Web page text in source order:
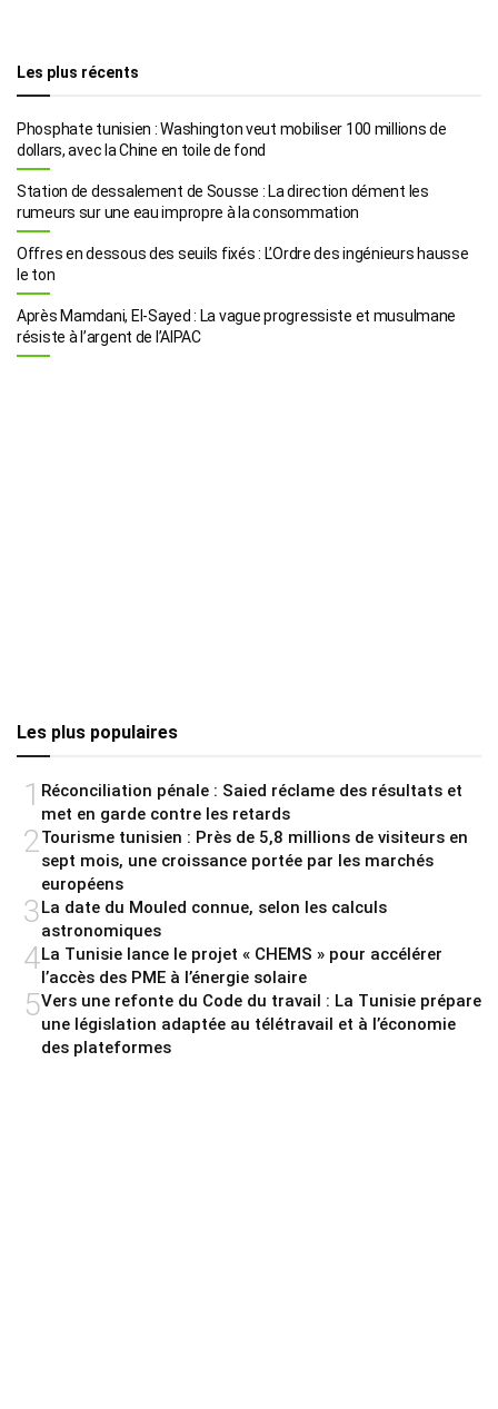
Les plus récents
Phosphate tunisien : Washington veut mobiliser 100 millions de
dollars, avec la Chine en toile de fond
Station de dessalement de Sousse : La direction dément les
rumeurs sur une eau impropre à la consommation
Offres en dessous des seuils fixés : L’Ordre des ingénieurs hausse
le ton
Après Mamdani, El-Sayed : La vague progressiste et musulmane
résiste à l’argent de l’AIPAC
Les plus populaires
1 Réconciliation pénale : Saied réclame des résultats et
met en garde contre les retards
2Tourisme tunisien : Près de 5,8 millions de visiteurs en
sept mois, une croissance portée par les marchés
européens
3La date du Mouled connue, selon les calculs
astronomiques
4La Tunisie lance le projet « CHEMS » pour accélérer
l’accès des PME à l’énergie solaire
5Vers une refonte du Code du travail : La Tunisie prépare
une législation adaptée au télétravail et à l’économie
des plateformes